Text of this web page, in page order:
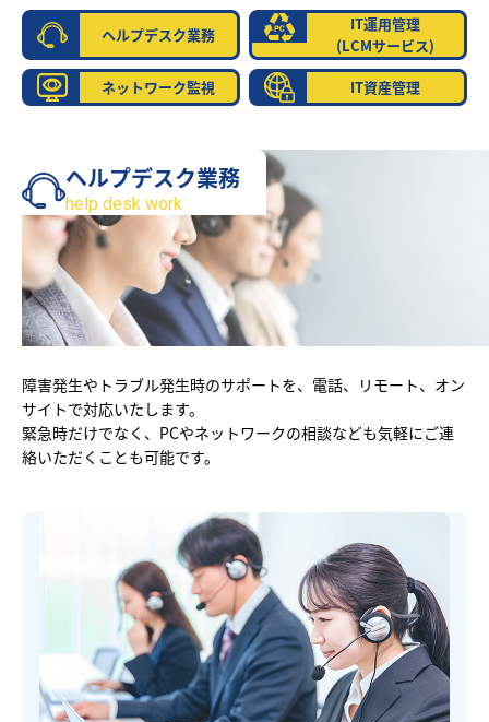
ヘルプデスク業務
IT運用管理
(LCMサービス)
ネットワーク監視
IT資産管理
ヘルプデスク業務
help desk work
障害発生やトラブル発生時のサポートを、電話、リモート、オン
サイトで対応いたします。
緊急時だけでなく、PCやネットワークの相談なども気軽にご連
絡いただくことも可能です。